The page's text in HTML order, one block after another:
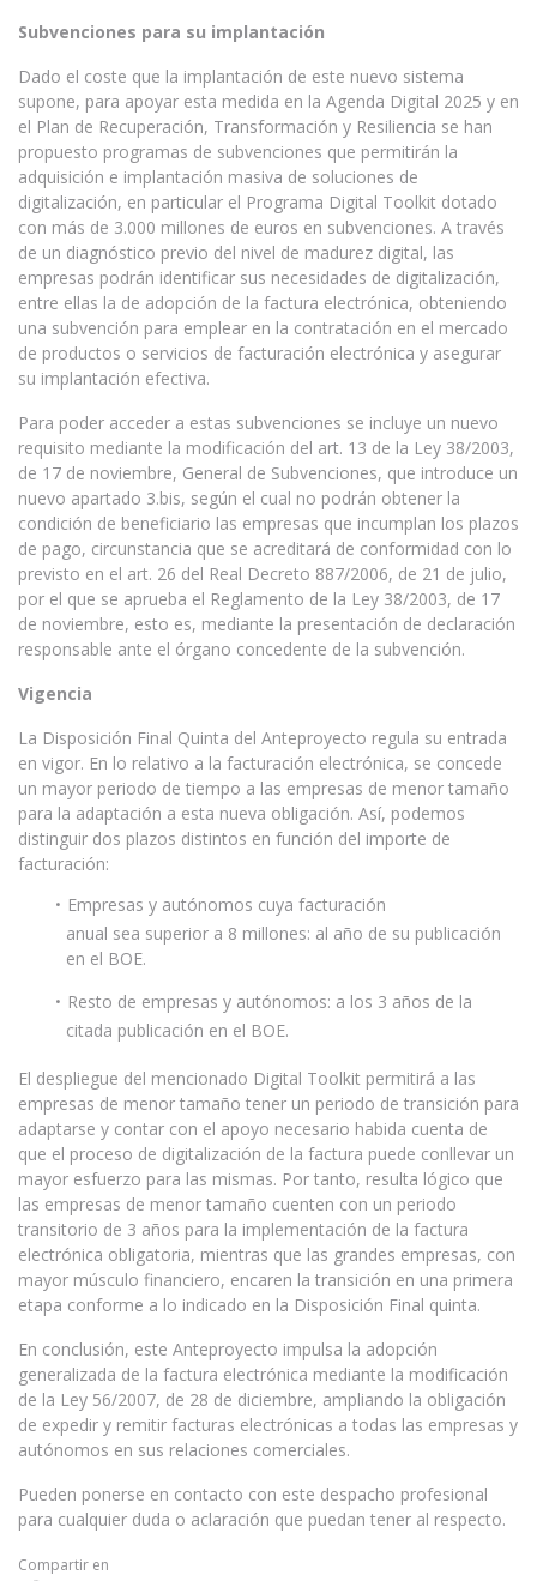
Subvenciones para su implantación
Dado el coste que la implantación de este nuevo sistema
supone, para apoyar esta medida en la Agenda Digital 2025 y en
el Plan de Recuperación, Transformación y Resiliencia se han
propuesto programas de subvenciones que permitirán la
adquisición e implantación masiva de soluciones de
digitalización, en particular el Programa Digital Toolkit dotado
con más de 3.000 millones de euros en subvenciones. A través
de un diagnóstico previo del nivel de madurez digital, las
empresas podrán identificar sus necesidades de digitalización,
entre ellas la de adopción de la factura electrónica, obteniendo
una subvención para emplear en la contratación en el mercado
de productos o servicios de facturación electrónica y asegurar
su implantación efectiva.
Para poder acceder a estas subvenciones se incluye un nuevo
requisito mediante la modificación del art. 13 de la Ley 38/2003,
de 17 de noviembre, General de Subvenciones, que introduce un
nuevo apartado 3.bis, según el cual no podrán obtener la
condición de beneficiario las empresas que incumplan los plazos
de pago, circunstancia que se acreditará de conformidad con lo
previsto en el art. 26 del Real Decreto 887/2006, de 21 de julio,
por el que se aprueba el Reglamento de la Ley 38/2003, de 17
de noviembre, esto es, mediante la presentación de declaración
responsable ante el órgano concedente de la subvención.
Vigencia
La Disposición Final Quinta del Anteproyecto regula su entrada
en vigor. En lo relativo a la facturación electrónica, se concede
un mayor periodo de tiempo a las empresas de menor tamaño
para la adaptación a esta nueva obligación. Así, podemos
distinguir dos plazos distintos en función del importe de
facturación:
Empresas y autónomos cuya facturación
anual sea superior a 8 millones: al año de su publicación
en el BOE.
Resto de empresas y autónomos: a los 3 años de la
citada publicación en el BOE.
El despliegue del mencionado Digital Toolkit permitirá a las
empresas de menor tamaño tener un periodo de transición para
adaptarse y contar con el apoyo necesario habida cuenta de
que el proceso de digitalización de la factura puede conllevar un
mayor esfuerzo para las mismas. Por tanto, resulta lógico que
las empresas de menor tamaño cuenten con un periodo
transitorio de 3 años para la implementación de la factura
electrónica obligatoria, mientras que las grandes empresas, con
mayor músculo financiero, encaren la transición en una primera
etapa conforme a lo indicado en la Disposición Final quinta.
En conclusión, este Anteproyecto impulsa la adopción
generalizada de la factura electrónica mediante la modificación
de la Ley 56/2007, de 28 de diciembre, ampliando la obligación
de expedir y remitir facturas electrónicas a todas las empresas y
autónomos en sus relaciones comerciales.
Pueden ponerse en contacto con este despacho profesional
para cualquier duda o aclaración que puedan tener al respecto.
Compartir en